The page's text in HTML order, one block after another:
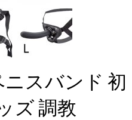
スバンド 初
ズ 調教